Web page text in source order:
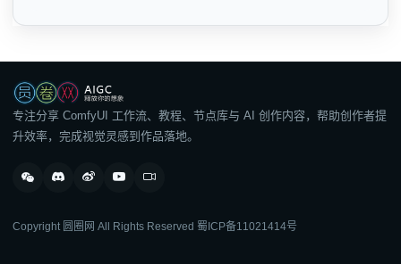
专注分享 ComfyUI 工作流、教程、节点库与 AI 创作内容，帮助创作者提
升效率，完成视觉灵感到作品落地。
Copyright 圆圈网 All Rights Reserved 蜀ICP备11021414号